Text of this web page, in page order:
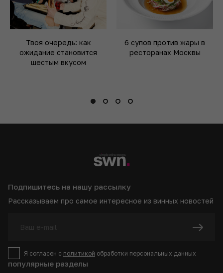
Твоя очередь: как
ожидание становится
шестым вкусом
6 супов против жары в
ресторанах Москвы
популярные разделы
Подпишитесь на нашу рассылку
Рассказываем про самое интересное из винных новостей
Я согласен с политикой обработки персональных данных